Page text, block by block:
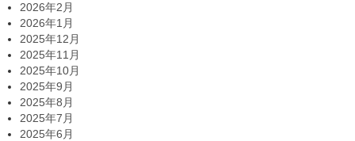
2026年2月
2026年1月
2025年12月
2025年11月
2025年10月
2025年9月
2025年8月
2025年7月
2025年6月